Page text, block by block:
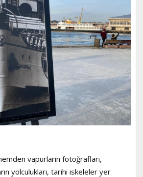
vapurların fotoğrafları,
yolculukları, tarihi iskeleler yer